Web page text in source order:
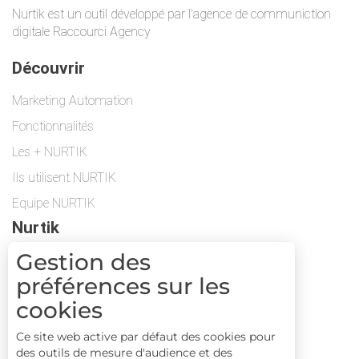
Nurtik est un outil développé par l'agence de communiction
digitale Raccourci Agency
Découvrir
Marketing Automation
Fonctionnalités
Les + NURTIK
Ils utilisent NURTIK
Equipe NURTIK
Nurtik
Protection des données
Contactez-nous
Suivez-nous
Suivez-nous sur Facebook
Gestion des
préférences sur les
cookies
Ce site web active par défaut des cookies pour
des outils de mesure d'audience et des